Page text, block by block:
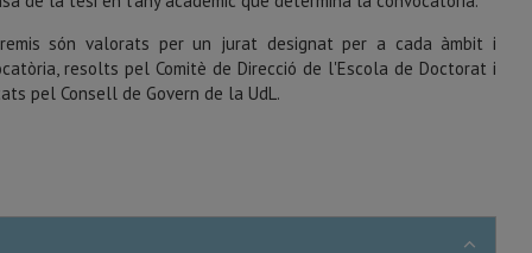
són valorats per un jurat designat per a cada àmbit i
resolts pel Comitè de Direcció de l'Escola de Doctorat i
pel Consell de Govern de la UdL.